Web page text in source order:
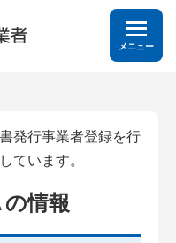
メニュー
発行事業者登録を行
ています。
情報